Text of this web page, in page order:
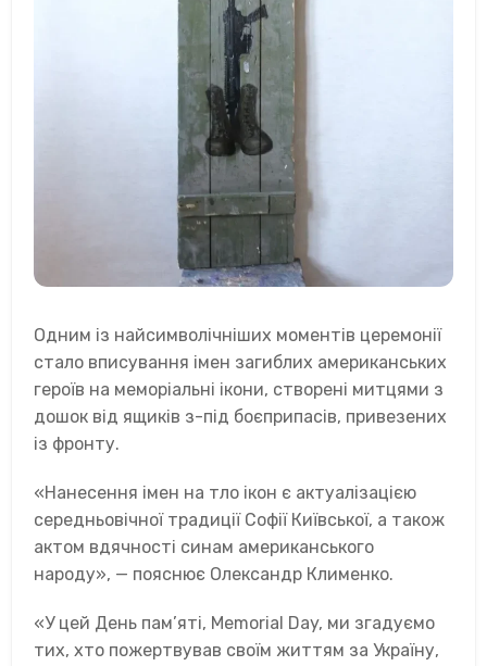
Одним із найсимволічніших моментів церемонії
стало вписування імен загиблих американських
героїв на меморіальні ікони, створені митцями з
дошок від ящиків з-під боєприпасів, привезених
із фронту.
«Нанесення імен на тло ікон є актуалізацією
середньовічної традиції Софії Київської, а також
актом вдячності синам американського
народу», — пояснює Олександр Клименко.
«У цей День пам’яті, Memorial Day, ми згадуємо
тих, хто пожертвував своїм життям за Україну,